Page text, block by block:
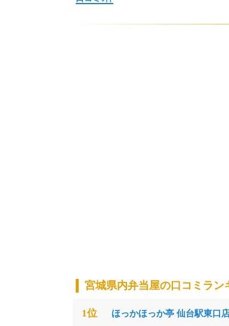
宮城県内弁当屋の口コミラン
1位 ほっかほっか亭 仙台駅東口